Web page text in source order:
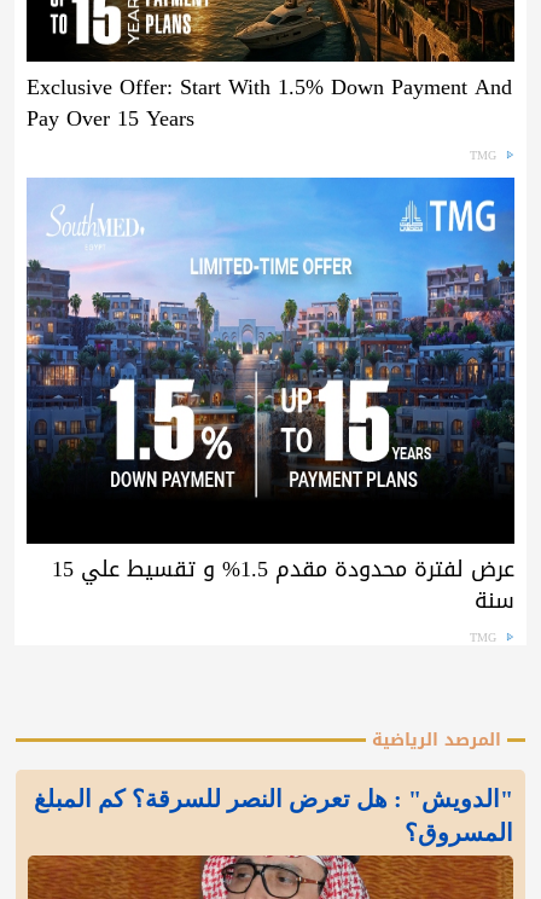
Exclusive Offer: Start With 1.5% Down Payment And
Pay Over 15 Years
TMG
عرض لفترة محدودة مقدم 1.5% و تقسيط علي 15
سنة
TMG
المرصد الرياضية
"الدويش" : هل تعرض النصر للسرقة؟ كم المبلغ
المسروق؟